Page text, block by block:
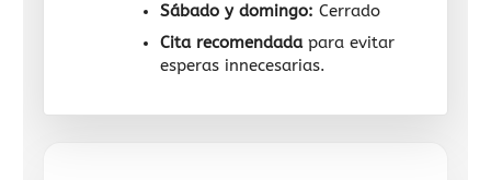
Sábado y domingo: Cerrado
Cita recomendadapara evitar
esperas innecesarias.